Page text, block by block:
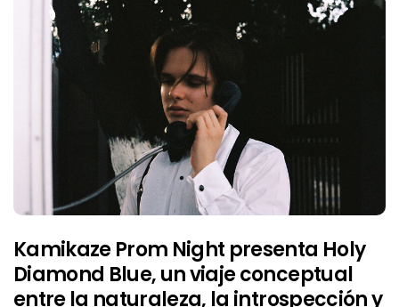
Kamikaze Prom Night presenta Holy
Diamond Blue, un viaje conceptual
entre la naturaleza, la introspección y